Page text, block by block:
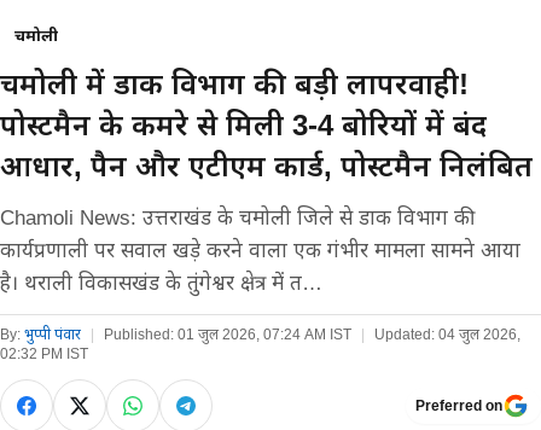
चमोली
चमोली में डाक विभाग की बड़ी लापरवाही!
पोस्टमैन के कमरे से मिली 3-4 बोरियों में बंद
आधार, पैन और एटीएम कार्ड, पोस्टमैन निलंबित
Chamoli News: उत्तराखंड के चमोली जिले से डाक विभाग की
कार्यप्रणाली पर सवाल खड़े करने वाला एक गंभीर मामला सामने आया
है। थराली विकासखंड के तुंगेश्वर क्षेत्र में त…
By: भुप्पी पंवार Published: 01 जुल 2026, 07:24 AM IST Updated: 04 जुल 2026,
02:32 PM IST
Preferred on